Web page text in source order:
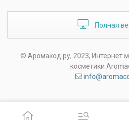
Полная
© Аромакод.ру, 2023, Интернет
косметики